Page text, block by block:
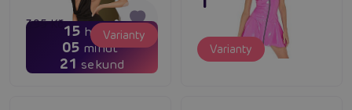
15 hodin
05 minut
20 sekund
395 Kč
316 Kč Varianty
Varianty